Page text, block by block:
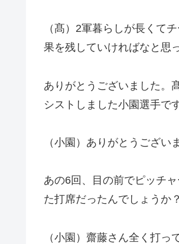
（髙）2軍暮らしが長くて
果を残していければなと思
ありがとうございました。
シストしました小園選手で
（小園）ありがとうござい
あの6回、目の前でピッチ
た打席だったんでしょうか？
（小園）齋藤さん全く打っ